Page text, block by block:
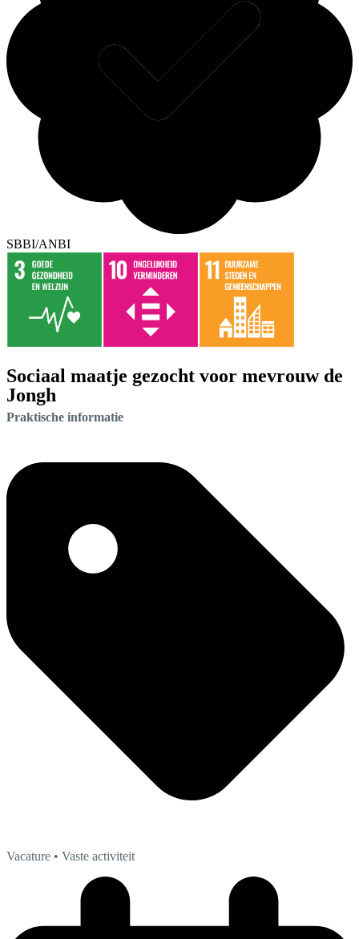
SBBI/ANBI
Sociaal maatje gezocht voor mevrouw de
Jongh
Praktische informatie
Vacature • Vaste activiteit